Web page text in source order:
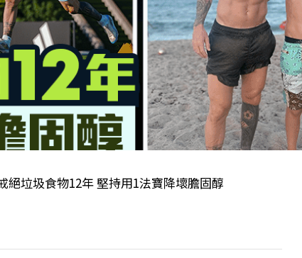
絕垃圾食物12年 堅持用1法寶降壞膽固醇